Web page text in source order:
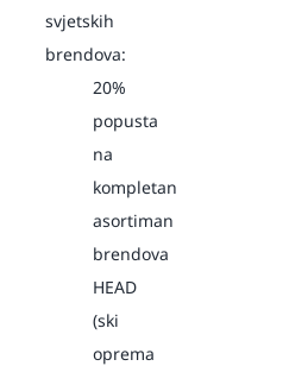
svjetskih
brendova:
20%
popusta
na
kompletan
asortiman
brendova
HEAD
(ski
oprema